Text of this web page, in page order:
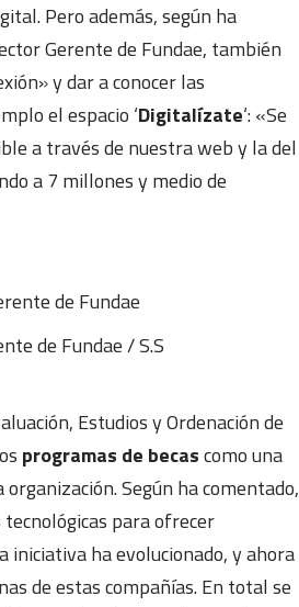
Pero además, según ha
Gerente de Fundae, también
y dar a conocer las
el espacio ‘Digitalízate‘: «Se
a través de nuestra web y la del
a 7 millones y medio de
de Fundae/S.S
Estudios y Ordenación de
programas de becascomo una
Según ha comentado,
para ofrecer
ha evolucionado, y ahora
de estas compañías. En total se